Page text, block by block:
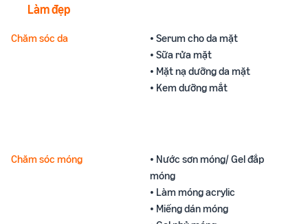
Làm đẹp
Chăm sóc da
• Serum cho da mặt
• Sữa rửa mặt
• Mặt nạ dưỡng da mặt
• Kem dưỡng mắt
Chăm sóc móng
• Nước sơn móng/ Gel đắp
móng
• Làm móng acrylic
• Miếng dán móng